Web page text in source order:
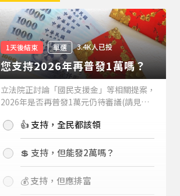
1天後結束 單選 3.4K人已投
您支持2026年再普發1萬嗎？
立法院正討論「國民支援金」等相關提案，
2026年是否再普發1萬元仍待審議(請見下
持嗎？👍 支持，全民都該領
💲 支持，但能發2萬嗎？
💰 支持，但應排富